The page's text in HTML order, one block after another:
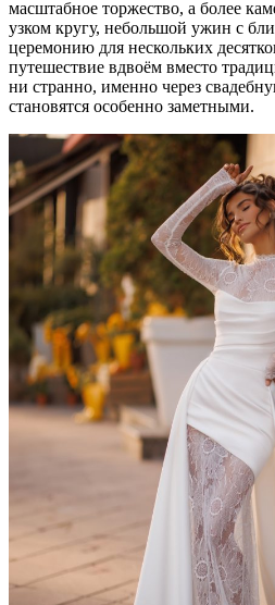
масштабное торжество, а более
узком кругу, небольшой ужин с
церемонию для нескольких
путешествие вдвоём вместо
ни странно, именно через
становятся особенно заметными.